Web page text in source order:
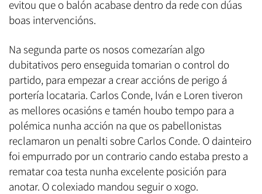
evitou que o balón acabase dentro da rede con dúas
boas intervencións.
Na segunda parte os nosos comezarían algo
dubitativos pero enseguida tomarian o control do
partido, para empezar a crear accións de perigo á
portería locataria. Carlos Conde, Iván e Loren tiveron
as mellores ocasións e tamén houbo tempo para a
polémica nunha acción na que os pabellonistas
reclamaron un penalti sobre Carlos Conde. O dainteiro
foi empurrado por un contrario cando estaba presto a
rematar coa testa nunha excelente posición para
anotar. O colexiado mandou seguir o xogo.